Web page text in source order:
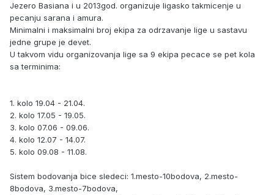
Jezero Basiana i u 2013god. organizuje ligasko takmicenje u
pecanju sarana i amura.
Minimalni i maksimalni broj ekipa za odrzavanje lige u sastavu
jedne grupe je devet.
U takvom vidu organizovanja lige sa 9 ekipa pecace se pet kola
sa terminima:
1. kolo 19.04 - 21.04.
2. kolo 17.05 - 19.05.
3. kolo 07.06 - 09.06.
4. kolo 12.07 - 14.07.
5. kolo 09.08 - 11.08.
Sistem bodovanja bice sledeci: 1.mesto-10bodova, 2.mesto-
8bodova, 3.mesto-7bodova,